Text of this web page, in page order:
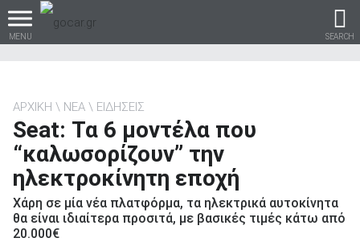
MENU SEARCH
Βρες τα πάντα για το
αυτοκίνητο!
ΑΡΧΙΚΗ ΝΕΑ ΕΙΔΗΣΕΙΣ
Seat: Τα 6 μοντέλα που
“καλωσορίζουν” την
ηλεκτροκίνητη εποχή
Χάρη σε μία νέα πλατφόρμα, τα ηλεκτρικά αυτοκίνητα
θα είναι ιδιαίτερα προσιτά, με βασικές τιμές κάτω από
20.000€